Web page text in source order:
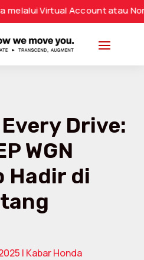
Account atau Nomor
Drive:
WGN
Hadir di
| Kabar Honda